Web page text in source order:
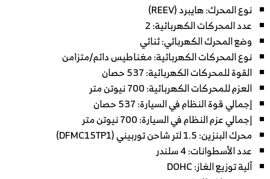
نوع المحرك: هايبرد (REEV)
عدد المحركات الكهربائية: 2
وضع المحرك الكهربائي: ثنائي
نوع المحركات الكهربائية: مغناطيس دائم/متزامن
القوة للمحركات الكهربائية: 537 حصان
العزم للمحركات الكهربائية: 700 نيوتن متر
إجمالي قوة النظام في السيارة: 537 حصان
إجمالي عزم النظام في السيارة: 700 نيوتن متر
محرك البنزين: 1.5 لتر شاحن توربيني (DFMC15TP1)
عدد الأسطوانات: 4 سلندر
آلية توزيع الغاز: DOHC